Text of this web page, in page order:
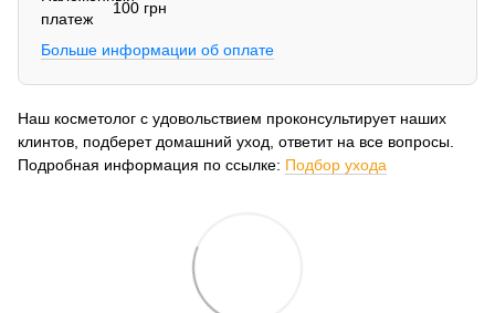
100 грн
Больше информации об оплате
Наш косметолог с удовольствием проконсультирует наших
клинтов, подберет домашний уход, ответит на все вопросы.
Подробная информация по ссылке: Подбор ухода